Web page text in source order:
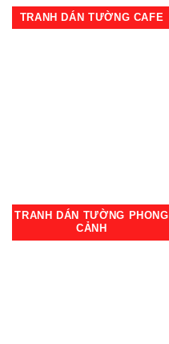
TRANH DÁN TƯỜNG CAFE
TRANH DÁN TƯỜNG PHONG
CẢNH